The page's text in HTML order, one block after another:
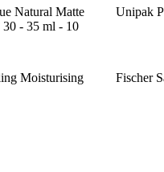
Natural Matte
- 35 ml - 10
Unipak
Moisturising
Fischer